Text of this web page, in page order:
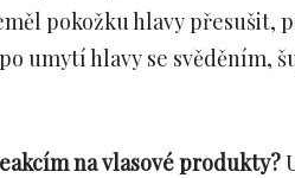
pokožku hlavy přesušit,
umytí hlavy se svěděním,
na vlasové produkty?